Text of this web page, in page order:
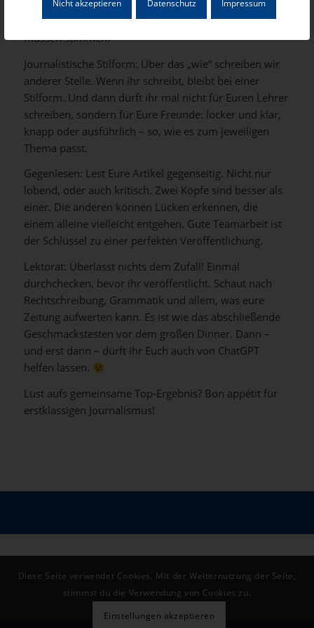
Nicht akzeptieren Datenschutz Impressum
Verwaltung können Euch unterstützen. Denkt daran,
Fakten sind wie die Hauptzutaten in einem Rezept – sie
müssen stimmen.
Journalistische Stilform: Über das „wie“ schreiben wir
anderer Stelle. Wenn ihr schreibt, bleibt bei einer
Stilform. Und dann dürft ihr mal nicht für Euren Lehrer
schreiben, sondern für Eure Freunde: locker und klar,
knapp oder ausführlich – so, wie es zum jeweiligen
Thema passt.
Gegenlesen: Lest Eure Artikel gegenseitig. Nicht nur
lobend, oder auch kritisch. Zwei Köpfe sind besser als
einer. Die anderen können Lücken erkennen, die
einem alleine vielleicht entgehen. Gute Teamarbeit ist
der Schlüssel zu einer perfekten Veröffentlichung.
Lektorat: Überlasst nichts dem Zufall! Einmal
durchchecken, bevor ihr veröffentlicht. Schaut nach
Rechtschreibung, Grammatik und allem, was eure
Zeitung aufwerten kann. Es ist wie das abschließende
Geschmackstesten vor dem großen Dinner. Dann –
und erst dann – dürft ihr Euch auch von ChatGPT
helfen lassen.
Lust aufs gemeinsame Top-Ergebnis? Bon appétit für
erstklassigen Journalismus!
Diese Seite verwendet Cookies. Mit der Weiternutzung der Seite,
stimmst du die Verwendung von Cookies zu.
Einstellungen akzeptieren